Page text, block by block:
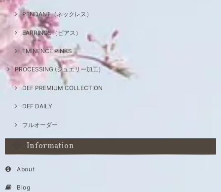
PENDANT（ネックレス）
EARRINGS（ピアス）
EMINENCE PINKS
PROCESSING (ジュエリー加工）
DEF PREMIUM COLLECTION
DEF DAILY
フルオーダー
Information
About
Blog